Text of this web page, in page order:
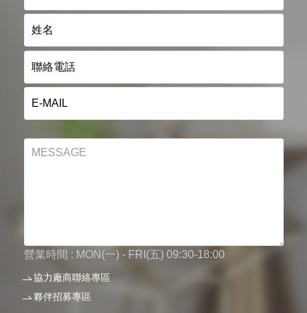
營業時間 : MON(一) - FRI(五) 09:30-18:00
協力廠商聯絡專區
夥伴招募專區